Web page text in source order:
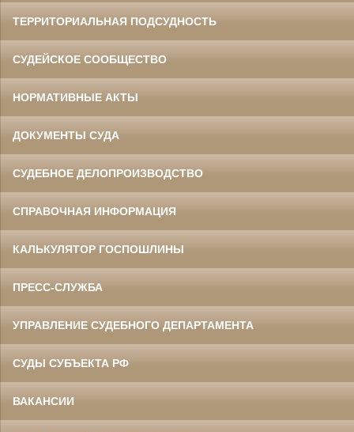
ТЕРРИТОРИАЛЬНАЯ ПОДСУДНОСТЬ
СУДЕЙСКОЕ СООБЩЕСТВО
НОРМАТИВНЫЕ АКТЫ
ДОКУМЕНТЫ СУДА
СУДЕБНОЕ ДЕЛОПРОИЗВОДСТВО
СПРАВОЧНАЯ ИНФОРМАЦИЯ
КАЛЬКУЛЯТОР ГОСПОШЛИНЫ
ПРЕСС-СЛУЖБА
УПРАВЛЕНИЕ СУДЕБНОГО ДЕПАРТАМЕНТА
СУДЫ СУБЪЕКТА РФ
ВАКАНСИИ